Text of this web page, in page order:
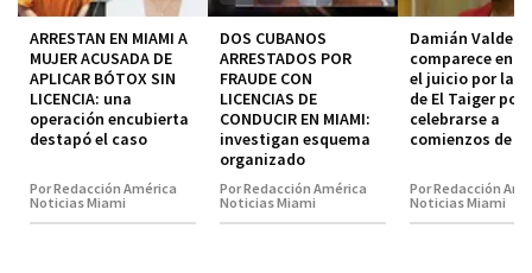
ARRESTAN EN MIAMI A
MUJER ACUSADA DE
APLICAR BÓTOX SIN
LICENCIA: una
operación encubierta
destapó el caso
Por Redacción América
Noticias Miami
DOS CUBANOS
ARRESTADOS POR
FRAUDE CON
LICENCIAS DE
CONDUCIR EN MIAMI:
investigan esquema
organizado
Por Redacción América
Noticias Miami
Damián Valdez
comparece en
el juicio por la
de El Taiger
celebrarse a
comienzos de
Por Redacción
Noticias Miami